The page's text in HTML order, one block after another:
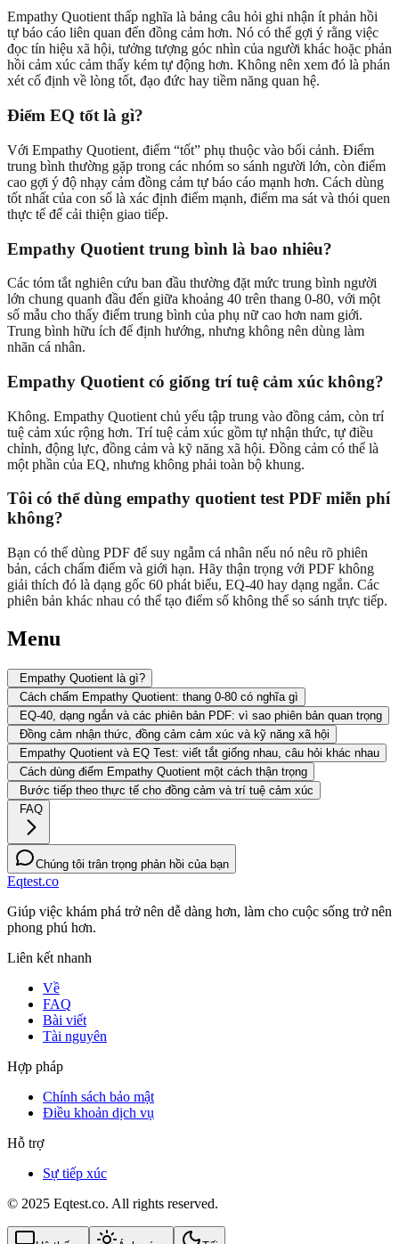
Empathy Quotient thấp nghĩa là bảng câu hỏi ghi nhận ít phản hồi
tự báo cáo liên quan đến đồng cảm hơn. Nó có thể gợi ý rằng việc
đọc tín hiệu xã hội, tưởng tượng góc nhìn của người khác hoặc phản
hồi cảm xúc cảm thấy kém tự động hơn. Không nên xem đó là phán
xét cố định về lòng tốt, đạo đức hay tiềm năng quan hệ.
Điểm EQ tốt là gì?
Với Empathy Quotient, điểm “tốt” phụ thuộc vào bối cảnh. Điểm
trung bình thường gặp trong các nhóm so sánh người lớn, còn điểm
cao gợi ý độ nhạy cảm đồng cảm tự báo cáo mạnh hơn. Cách dùng
tốt nhất của con số là xác định điểm mạnh, điểm ma sát và thói quen
thực tế để cải thiện giao tiếp.
Empathy Quotient trung bình là bao nhiêu?
Các tóm tắt nghiên cứu ban đầu thường đặt mức trung bình người
lớn chung quanh đầu đến giữa khoảng 40 trên thang 0-80, với một
số mẫu cho thấy điểm trung bình của phụ nữ cao hơn nam giới.
Trung bình hữu ích để định hướng, nhưng không nên dùng làm
nhãn cá nhân.
Empathy Quotient có giống trí tuệ cảm xúc không?
Không. Empathy Quotient chủ yếu tập trung vào đồng cảm, còn trí
tuệ cảm xúc rộng hơn. Trí tuệ cảm xúc gồm tự nhận thức, tự điều
chỉnh, động lực, đồng cảm và kỹ năng xã hội. Đồng cảm có thể là
một phần của EQ, nhưng không phải toàn bộ khung.
Tôi có thể dùng empathy quotient test PDF miễn phí
không?
Bạn có thể dùng PDF để suy ngẫm cá nhân nếu nó nêu rõ phiên
bản, cách chấm điểm và giới hạn. Hãy thận trọng với PDF không
giải thích đó là dạng gốc 60 phát biểu, EQ-40 hay dạng ngắn. Các
phiên bản khác nhau có thể tạo điểm số không thể so sánh trực tiếp.
Menu
Empathy Quotient là gì?
Cách chấm Empathy Quotient: thang 0-80 có nghĩa gì
EQ-40, dạng ngắn và các phiên bản PDF: vì sao phiên bản quan trọng
Đồng cảm nhận thức, đồng cảm cảm xúc và kỹ năng xã hội
Empathy Quotient và EQ Test: viết tắt giống nhau, câu hỏi khác nhau
Cách dùng điểm Empathy Quotient một cách thận trọng
Bước tiếp theo thực tế cho đồng cảm và trí tuệ cảm xúc
FAQ
Chúng tôi trân trọng phản hồi của bạn
Eqtest.co
Giúp việc khám phá trở nên dễ dàng hơn, làm cho cuộc sống trở nên
phong phú hơn.
Liên kết nhanh
Về
FAQ
Bài viết
Tài nguyên
Hợp pháp
Chính sách bảo mật
Điều khoản dịch vụ
Hỗ trợ
Sự tiếp xúc
© 2025 Eqtest.co. All rights reserved.